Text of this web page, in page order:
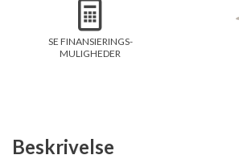
Isabella
GPDR - Optagelse af foto
GPDR - KG Camping
SE FINANSIERINGS-
MULIGHEDER
Beskrivelse